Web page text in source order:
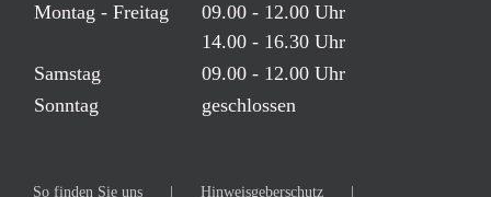
Montag - Freitag
09.00 - 12.00 Uhr
14.00 - 16.30 Uhr
Samstag
09.00 - 12.00 Uhr
Sonntag
geschlossen
So finden Sie uns
Hinweisgeberschutz